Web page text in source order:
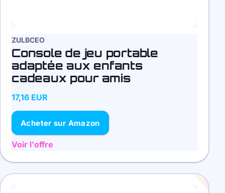
ZULBCEO
Console de jeu portable
adaptée aux enfants
cadeaux pour amis
17,16 EUR
Acheter sur Amazon
Voir l'offre